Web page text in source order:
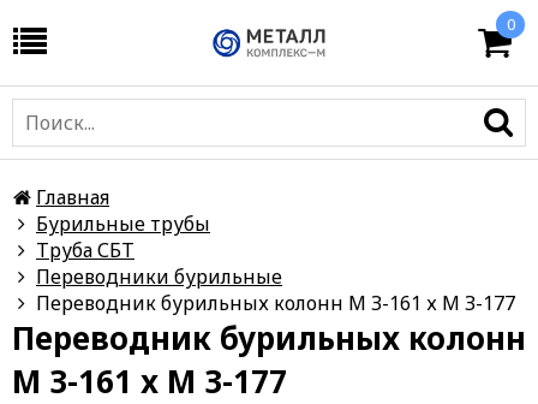
0
Главная
Бурильные трубы
Труба СБТ
Переводники бурильные
Переводник бурильных колонн М З-161 х М З-177
Переводник бурильных колонн
М З-161 х М З-177